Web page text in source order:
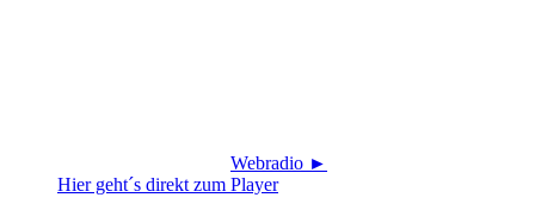
Webradio ►
Hier geht´s direkt zum Player